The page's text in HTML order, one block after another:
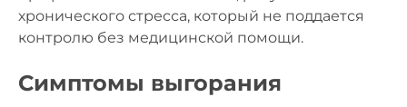
хронического стресса, который не поддается
контролю без медицинской помощи.
Симптомы выгорания